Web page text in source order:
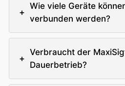
+
Wie viele Geräte
verbunden werden?
+
Verbraucht der
Dauerbetrieb?